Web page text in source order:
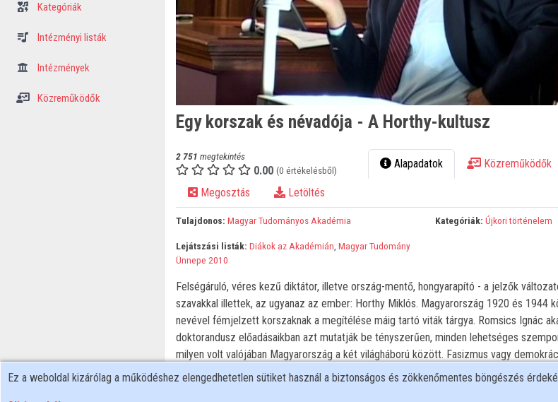
Kategóriák
Intézményi listák
Intézmények
Közreműködők
Egy korszak és névadója - A Horthy-kultusz
2 751 megtekintés
0.00 (0 értékelésből) Alapadatok Közreműködők
Megosztás Letöltés
Tulajdonos: Magyar Tudományos Akadémia Kategóriák: Újkori történelem
Lejátszási listák: Diákok az Akadémián, Magyar Tudomány
Ünnepe 2010
Felségáruló, véres kezű diktátor, illetve ország-mentő, hongyarapító - a jelzők
szavakkal illettek, az ugyanaz az ember: Horthy Miklós. Magyarország 1920 és 1944
nevével fémjelzett korszaknak a megítélése máig tartó viták tárgya. Romsics Ignác
doktorandusz előadásaikban azt mutatják be tényszerűen, minden lehetséges
milyen volt valójában Magyarország a két világháború között. Fasizmus vagy
parlamentáris váltógazdaságon alapuló többpárti jogállam? - miként jellemezhető a
Ez a weboldal kizárólag a működéshez elengedhetetlen sütiket használ a biztonságos és zökkenőmentes böngészés